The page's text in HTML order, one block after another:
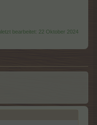
bearbeitet: 22 Oktober 2024